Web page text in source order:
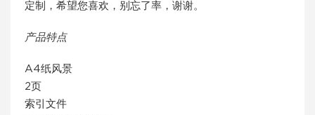
定制，希望您喜欢，别忘了率，谢谢。
产品特点
A4纸风景
2页
索引文件